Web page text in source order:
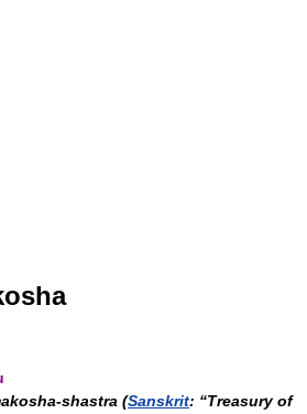
shastra (Sanskrit: “Treasury of